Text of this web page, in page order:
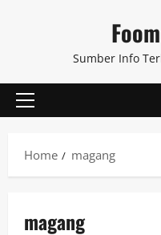
Sumber Info
Primary
Home
magang
magang